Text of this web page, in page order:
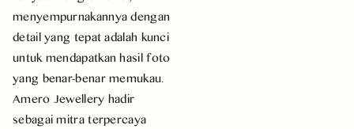
menyempurnakannya dengan
detail yang tepat adalah kunci
untuk mendapatkan hasil foto
yang benar-benar memukau.
Amero Jewellery hadir
sebagai mitra terpercaya